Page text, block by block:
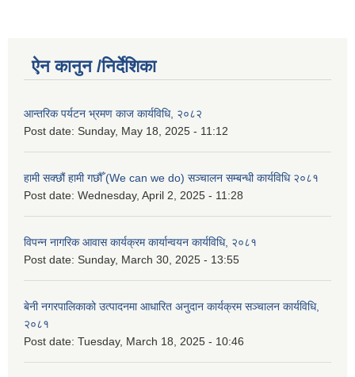
ऐन कानुन /निर्देशिका
आन्तरिक पर्यटन भ्रमण काज कार्यविधि, २०८२
Post date: Sunday, May 18, 2025 - 11:12
हामी सक्छौं हामी गछौँ (We can we do) सञ्चालन सम्बन्धी कार्यविधि २०८१
Post date: Wednesday, April 2, 2025 - 11:28
विपन्न नागरिक आवास कार्यक्रम कार्यान्वयन कार्यविधि, २०८१
Post date: Sunday, March 30, 2025 - 13:55
बेनी नगरपालिकाको उत्पादनमा आधारित अनुदान कार्यक्रम सञ्‍चालन कार्यविधि,
२०८१
Post date: Tuesday, March 18, 2025 - 10:46